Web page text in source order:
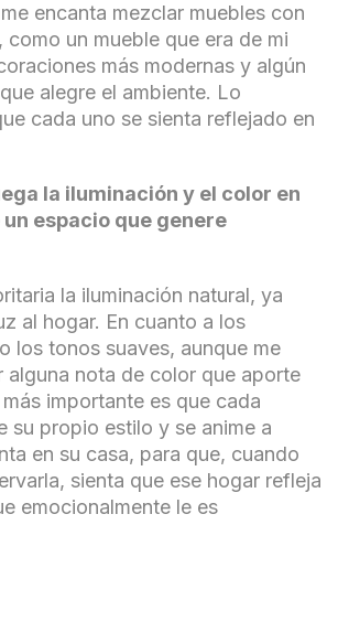
encanta mezclar muebles con
como un mueble que era de mi
más modernas y algún
alegre el ambiente. Lo
cada uno se sienta reflejado en
la iluminación y el color en
espacio que genere
la iluminación natural, ya
al hogar. En cuanto a los
los tonos suaves, aunque me
alguna nota de color que aporte
importante es que cada
su propio estilo y se anime a
en su casa, para que, cuando
sienta que ese hogar refleja
emocionalmente le es